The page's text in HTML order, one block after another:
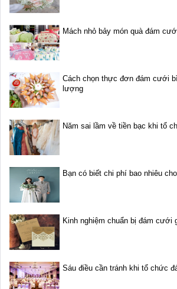
Mách nhỏ bảy món quà đám
Cách chọn thực đơn đám cưới
lượng
Năm sai lầm về tiền bạc khi tổ
Bạn có biết chi phí bao nhiêu
Kinh nghiệm chuẩn bị đám cưới
Sáu điều cần tránh khi tổ chức